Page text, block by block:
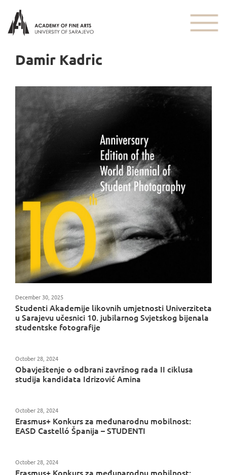
Damir Kadric
Studenti Akademije likovnih umjetnosti Univerziteta
u Sarajevu učesnici 10. jubilarnog Svjetskog bijenala
studentske fotografije
December 30, 2025
Obavještenje o odbrani završnog rada II ciklusa
studija kandidata Idrizović Amina
October 28, 2024
Erasmus+ Konkurs za međunarodnu mobilnost:
EASD Castelló Španija – STUDENTI
October 28, 2024
Erasmus+ Konkurs za međunarodnu mobilnost:
October 28, 2024